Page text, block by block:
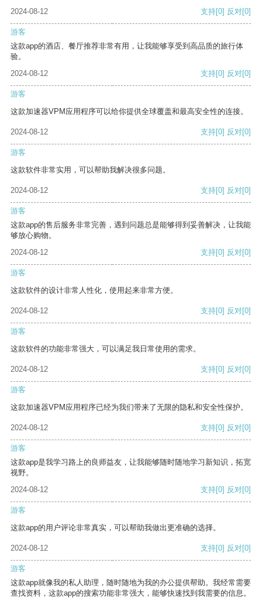
2024-08-12 支持[0] 反对[0]
游客
这款app的酒店、餐厅推荐非常有用，让我能够享受到高品质的旅行体
验。
2024-08-12
支持[0] 反对[0]
游客
这款加速器VPM应用程序可以给你提供全球覆盖和最高安全性的连接。
2024-08-12 支持[0] 反对[0]
游客
这款软件非常实用，可以帮助我解决很多问题。
2024-08-12 支持[0] 反对[0]
游客
这款app的售后服务非常完善，遇到问题总是能够得到妥善解决，让我能
够放心购物。
2024-08-12
支持[0] 反对[0]
游客
这款软件的设计非常人性化，使用起来非常方便。
2024-08-12 支持[0] 反对[0]
游客
这款软件的功能非常强大，可以满足我日常使用的需求。
2024-08-12 支持[0] 反对[0]
游客
这款加速器VPM应用程序已经为我们带来了无限的隐私和安全性保护。
2024-08-12 支持[0] 反对[0]
游客
这款app是我学习路上的良师益友，让我能够随时随地学习新知识，拓宽
视野。
2024-08-12
支持[0] 反对[0]
游客
这款app的用户评论非常真实，可以帮助我做出更准确的选择。
2024-08-12 支持[0] 反对[0]
游客
这款app就像我的私人助理，随时随地为我的办公提供帮助。我经常需要
查找资料，这款app的搜索功能非常强大，能够快速找到我需要的信息。